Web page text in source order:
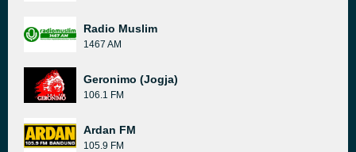
Radio Muslim
1467 AM
Geronimo (Jogja)
106.1 FM
Ardan FM
105.9 FM